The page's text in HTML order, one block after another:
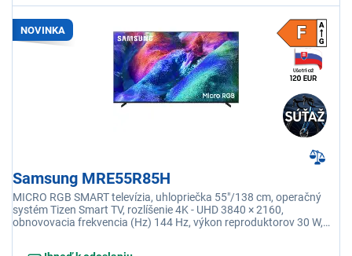
NOVINKA
Samsung MRE55R85H
MICRO RGB SMART televízia, uhlopriečka 55"/138 cm, operačný
systém Tizen Smart TV, rozlíšenie 4K - UHD 3840 × 2160,
obnovovacia frekvencia (Hz) 144 Hz, výkon reproduktorov 30 W,